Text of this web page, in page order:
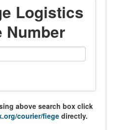
Logistics
Number
above search box click
courier/fiege directly.